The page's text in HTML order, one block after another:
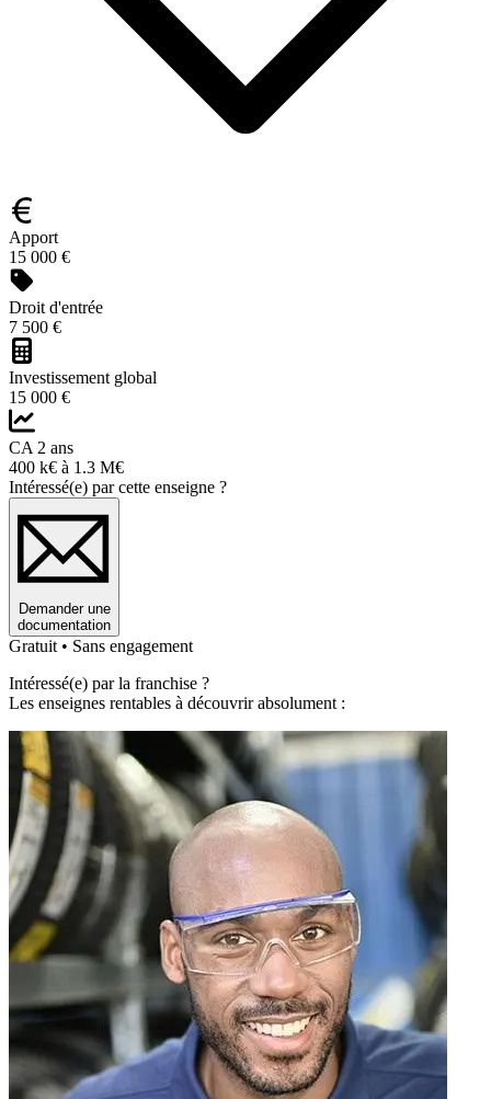
Apport
15 000 €
Droit d'entrée
7 500 €
Investissement global
15 000 €
CA 2 ans
400 k€ à 1.3 M€
Intéressé(e) par cette enseigne ?
Demander une
documentation
Gratuit • Sans engagement
Intéressé(e) par la franchise ?
Les enseignes rentables à découvrir absolument :